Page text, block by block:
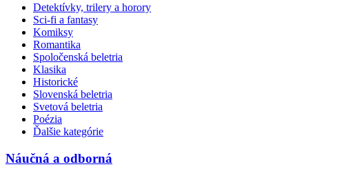
Detektívky, trilery a horory
Sci-fi a fantasy
Komiksy
Romantika
Spoločenská beletria
Klasika
Historické
Slovenská beletria
Svetová beletria
Poézia
Ďalšie kategórie
Náučná a odborná